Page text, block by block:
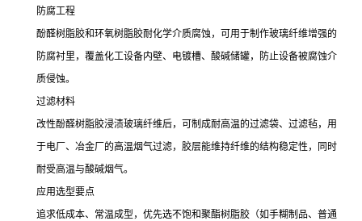
防腐工程
酚醛树脂胶和环氧树脂胶耐化学介质腐蚀，可用于制作玻璃纤维增强的
防腐衬里，覆盖化工设备内壁、电镀槽、酸碱储罐，防止设备被腐蚀介
质侵蚀。
过滤材料
改性酚醛树脂胶浸渍玻璃纤维后，可制成耐高温的过滤袋、过滤毡，用
于电厂、冶金厂的高温烟气过滤，胶层能维持纤维的结构稳定性，同时
耐受高温与酸碱烟气。
应用选型要点
追求低成本、常温成型，优先选不饱和聚酯树脂胶（如手糊制品、普通